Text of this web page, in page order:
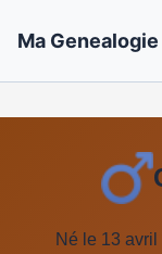
Ma Genealogie
Né le 13